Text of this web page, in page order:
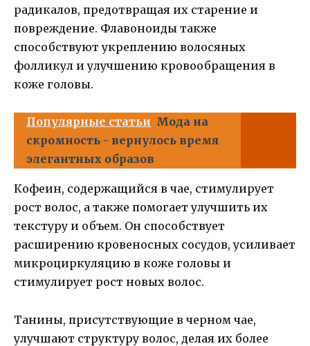
радикалов, предотвращая их старение и
повреждение. Флавоноиды также
способствуют укреплению волосяных
фолликул и улучшению кровообращения в
коже головы.
Популярные статьи Мода на
скромность - вернулось время
элегантных образов
Кофеин, содержащийся в чае, стимулирует
рост волос, а также помогает улучшить их
текстуру и объем. Он способствует
расширению кровеносных сосудов, усиливает
микроциркуляцию в коже головы и
стимулирует рост новых волос.
Танины, присутствующие в черном чае,
улучшают структуру волос, делая их более